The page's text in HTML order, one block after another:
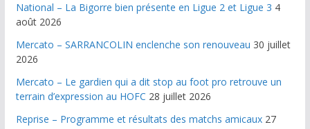
National – La Bigorre bien présente en Ligue 2 et Ligue 3 4
août 2026
Mercato – SARRANCOLIN enclenche son renouveau 30 juillet
2026
Mercato – Le gardien qui a dit stop au foot pro retrouve un
terrain d’expression au HOFC 28 juillet 2026
Reprise – Programme et résultats des matchs amicaux 27